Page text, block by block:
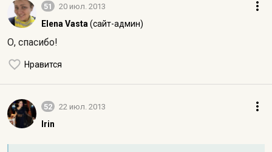
51 20 июл. 2013
Elena Vasta (сайт-админ)
О, спасибо!
Нравится
52 22 июл. 2013
Irin